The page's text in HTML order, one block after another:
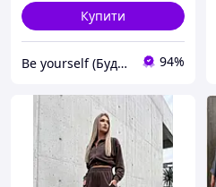
Купити
Be yourself (Будь собою) 94%